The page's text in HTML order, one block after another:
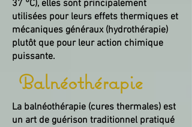
37 °C), elles sont principalement
utilisées pour leurs effets thermiques et
mécaniques généraux (hydrothérapie)
plutôt que pour leur action chimique
puissante.
Balnéothérapie
La balnéothérapie (cures thermales) est
un art de guérison traditionnel pratiqué